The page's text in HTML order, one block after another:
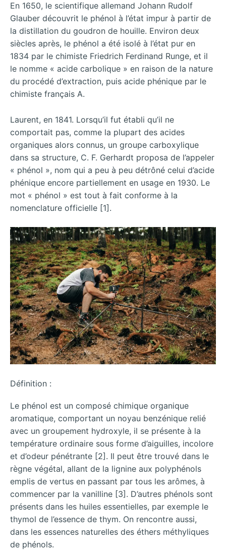
En 1650, le scientifique allemand Johann Rudolf
Glauber découvrit le phénol à l’état impur à partir de
la distillation du goudron de houille. Environ deux
siècles après, le phénol a été isolé à l’état pur en
1834 par le chimiste Friedrich Ferdinand Runge, et il
le nomme « acide carbolique » en raison de la nature
du procédé d’extraction, puis acide phénique par le
chimiste français A.
Laurent, en 1841. Lorsqu’il fut établi qu’il ne
comportait pas, comme la plupart des acides
organiques alors connus, un groupe carboxylique
dans sa structure, C. F. Gerhardt proposa de l’appeler
« phénol », nom qui a peu à peu détrôné celui d’acide
phénique encore partiellement en usage en 1930. Le
mot « phénol » est tout à fait conforme à la
nomenclature officielle [1].
Définition :
Le phénol est un composé chimique organique
aromatique, comportant un noyau benzénique relié
avec un groupement hydroxyle, il se présente à la
température ordinaire sous forme d’aiguilles, incolore
et d’odeur pénétrante [2]. Il peut être trouvé dans le
règne végétal, allant de la lignine aux polyphénols
emplis de vertus en passant par tous les arômes, à
commencer par la vanilline [3]. D’autres phénols sont
présents dans les huiles essentielles, par exemple le
thymol de l’essence de thym. On rencontre aussi,
dans les essences naturelles des éthers méthyliques
de phénols.